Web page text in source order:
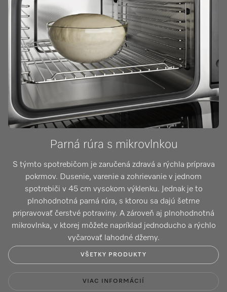
Parná rúra s mikrovlnkou
S týmto spotrebičom je zaručená zdravá a rýchla príprava
pokrmov. Dusenie, varenie a zohrievanie v jednom
spotrebiči v 45 cm vysokom výklenku. Jednak je to
plnohodnotná parná rúra, s ktorou sa dajú šetrne
pripravovať čerstvé potraviny. A zároveň aj plnohodnotná
mikrovlnka, v ktorej môžete napríklad jednoducho a rýchlo
vyčarovať lahodné džemy.
VŠETKY PRODUKTY
VIAC INFORMÁCIÍ